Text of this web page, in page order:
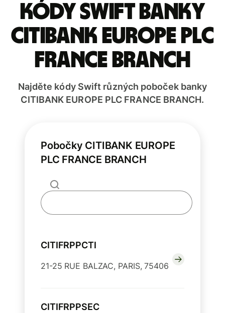
Kódy Swift banky
CITIBANK EUROPE PLC
FRANCE BRANCH
Najděte kódy Swift různých poboček banky
CITIBANK EUROPE PLC FRANCE BRANCH.
Pobočky CITIBANK EUROPE
PLC FRANCE BRANCH
CITIFRPPCTI
21-25 RUE BALZAC, PARIS, 75406
CITIFRPPSEC